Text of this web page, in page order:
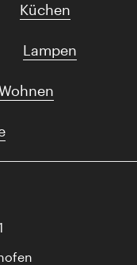
Küchen
Lampen